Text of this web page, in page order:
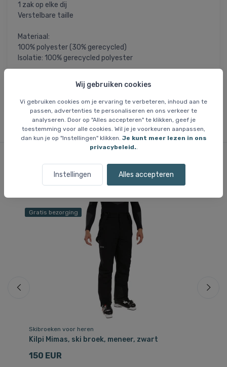
Wij gebruiken cookies
Vi gebruiken cookies om je ervaring te verbeteren, inhoud aan te
passen, advertenties te personaliseren en ons verkeer te
analyseren. Door op "Alles accepteren" te klikken, geef je
toestemming voor alle cookies. Wil je je voorkeuren aanpassen,
dan kun je op "Instellingen" klikken. Je kunt meer lezen in ons
privacybeleid.
Instellingen Alles accepteren
1 zak op elke dij
Verstelbare taille
Materiaal:
100% polyester (30% gerecycled)
Isolatie: 100% gerecycled polyester
= Dit artikel is permanent afgeprijsd en we
krijgen er geen meer als de huidige voorraad is uitverkocht.
Maten die niet op voorraad zijn, zijn niet beschikbaar.
Vergelijkbare items
Gratis bezorging
Skibroeken voor heren
Kilpi Mimas, ski broek, meneer, zwart
150 EUR